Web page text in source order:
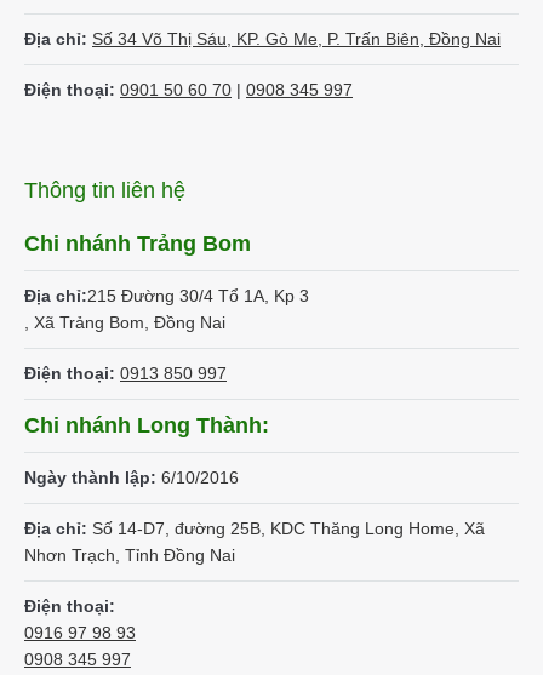
Địa chỉ: Số 34 Võ Thị Sáu, KP. Gò Me, P. Trấn Biên, Đồng Nai
Điện thoại: 0901 50 60 70 | 0908 345 997
Thông tin liên hệ
Chi nhánh Trảng Bom
Địa chỉ:215 Đường 30/4 Tổ 1A, Kp 3
, Xã Trảng Bom, Đồng Nai
Điện thoại: 0913 850 997
Chi nhánh Long Thành:
Ngày thành lập: 6/10/2016
Địa chỉ: Số 14-D7, đường 25B, KDC Thăng Long Home, Xã
Nhơn Trạch, Tỉnh Đồng Nai
Điện thoại:
0916 97 98 93
0908 345 997